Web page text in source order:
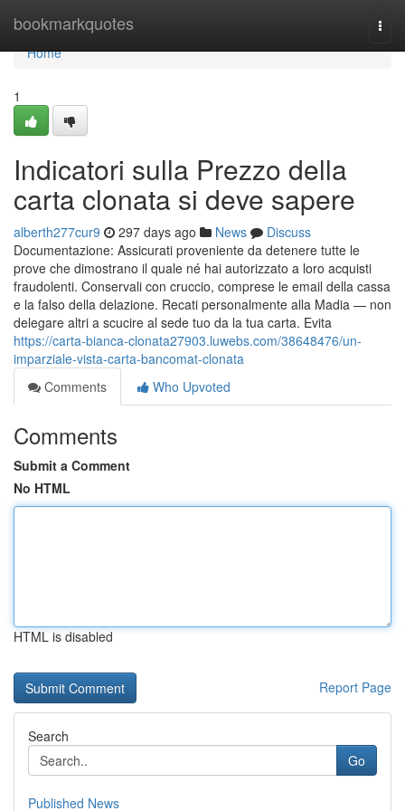
bookmarkquotes
Home
Home
1
Indicatori sulla Prezzo della
carta clonata si deve sapere
alberth277cur9 297 days ago News
Discuss
Documentazione: Assicurati proveniente da detenere tutte le
prove che dimostrano il quale né hai autorizzato a loro acquisti
fraudolenti. Conservali con cruccio, comprese le email della cassa
e la falso della delazione. Recati personalmente alla Madia — non
delegare altri a scucire al sede tuo da la tua carta. Evita
https://carta-bianca-clonata27903.luwebs.com/38648476/un-
imparziale-vista-carta-bancomat-clonata
Comments
Who Upvoted
Comments
Submit a Comment
No HTML
HTML is disabled
Report Page
Search
Go
Published News